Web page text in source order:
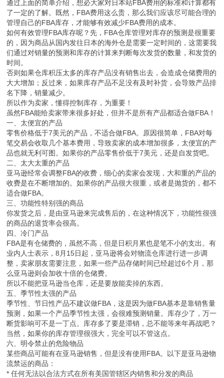
通过上面的简单介绍，想必大家对日本站FBA费用的标准和计算都有
了一定的了解。既然，FBA费用这么贵，那么我们应该尽可能合理的
管理自己的FBA库存，才能够有效减少FBA费用的成本。
如何有效管理FBA库存呢？先，FBA仓库管理对库存的预测是很重要
的，因为商品从国内发往日本的海外仓是需要一定时间的，这需要我
们通过对销量的预测和库存的计算来判断每次发货的数量，和发货的
时间。
否则如果仓库积压太多的库存产品没有销售出去，会造成仓储费用的
大大增加；反过来，如果库存产品不足没有及时补货，会导致产品排
名下降，销量减少。
所以作为卖家，懂得控制库存，为重要！
虽然FBA能给卖家带来很多好处，但并不是所有产品都适合做FBA！
一、太便宜的产品
零售价格低于7美元的产品，不适合做FBA。原因很简单，FBA对每
笔交易会收取几个基本费用，导致卖家的成本增加很多，太便宜的产
品也就无利可图。如果你的产品零售价低于7美元，还是自发货吧。
二、太大太重的产品
亚马逊经常会调整FBA的收费，细心的卖家会发现，大和重的产品的
收费是在不断增加的。如果你的产品很大很重，或者是抛货的，都不
适合做FBA。
三、功能性特别强的商品
你发货之后，是由亚马逊来完成售后的，在这种情况下，功能性很强
的商品的退货率会很高。
四、冷门产品
FBA是有仓储费的，虽然不高，但是日积月累也是笔不小的支出。有
业内人士表示，8月15日起，亚马逊将会对物流仓库进行进一步调
整，卖家朋友需要注意，如果一些产品存储时间已经超过6个月，那
么亚马逊则会加收十倍的仓储费。
所以不能把亚马逊当仓库，还是要放能卖掉的东西。
五、季节性太强的产品
季节性、节日性产品不建议做FBA，这是因为做FBA基本是靠销售量
预测，如果一个产品季节性太强，会很难预测销量。库存少了，万一
断货影响可不是一丁点。库存多了要是滞销，总不能等来年再战吧？
当然，如果你的库存管理很强大，完全可以不管这点。
六、明令禁止的危险物品
某些商品可能有在亚马逊销售，但是没有使用FBA。以下是亚马逊物
流禁运的商品：
* 任何无法以合法方式在所有美国管辖区内销售和分发的商品